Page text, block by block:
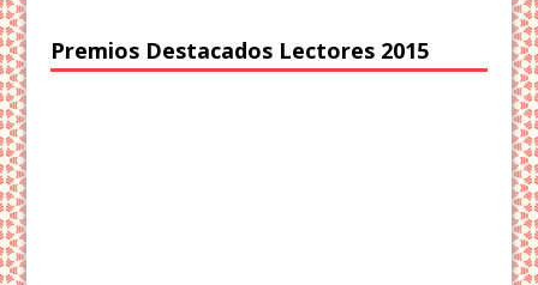
Premios Destacados Lectores 2015